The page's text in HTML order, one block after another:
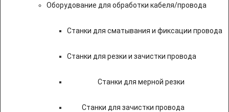
Оборудование для обработки кабеля/провода
Станки для сматывания и фиксации провода
Станки для резки и зачистки провода
Станки для мерной резки
Станки для зачистки провода